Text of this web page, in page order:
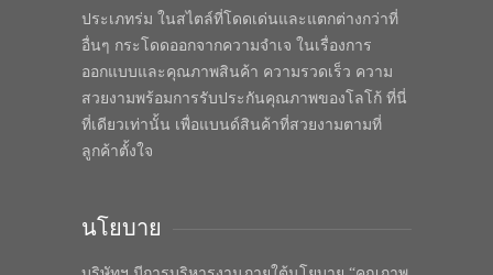
ประเภทร่ม ในสไตล์ที่โดดเด่นและแตกต่างกว่าที่
อื่นๆ กระโดดออกจากความจำเจ ในเรื่องการ
ออกแบบและคุณภาพสินค้า ความรวดเร็ว ความ
สวยงามพร้อมการรับประกันคุณภาพของโลโก้ ที่นี่
ที่เดียวเท่านั้น เพื่อแบนด์สินค้าที่สวยงามตามที่
ลูกค้าตั้งใจ
นโยบาย